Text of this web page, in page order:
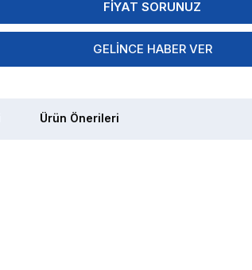
GELINCE HABER VER
Ürün Önerileri